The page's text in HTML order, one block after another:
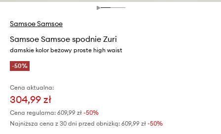
Samsoe Samsoe
Samsoe Samsoe spodnie Zuri
damskie kolor beżowy proste high waist
-50%
Cena aktualna:
304,99 zł
Cena regularna: 609,99 zł -50%
Najniższa cena z 30 dni przed obniżką: 609,99 zł -50%